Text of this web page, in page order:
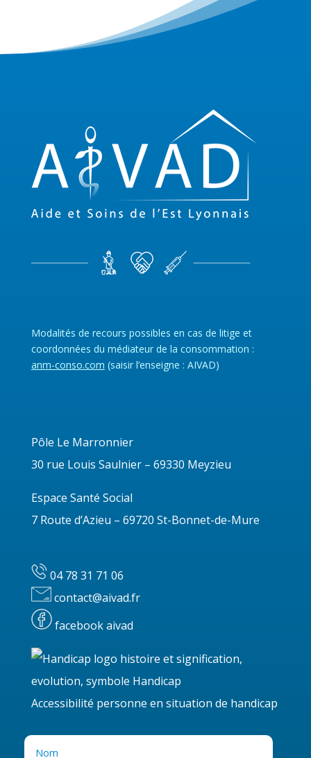
Modalités de recours possibles en cas de litige et
coordonnées du médiateur de la consommation :
anm-conso.com (saisir l’enseigne : AIVAD)
Pôle Le Marronnier
30 rue Louis Saulnier – 69330 Meyzieu
Espace Santé Social
7 Route d’Azieu – 69720 St-Bonnet-de-Mure
04 78 31 71 06
contact@aivad.fr
facebook aivad
Accessibilité personne en situation de handicap